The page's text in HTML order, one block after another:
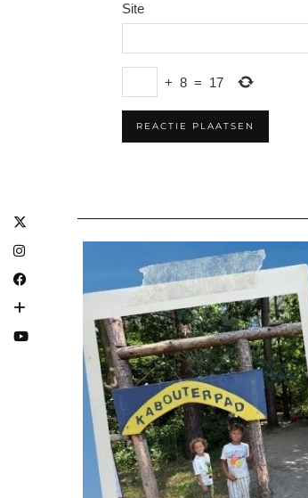
Site
+ 8 = 17